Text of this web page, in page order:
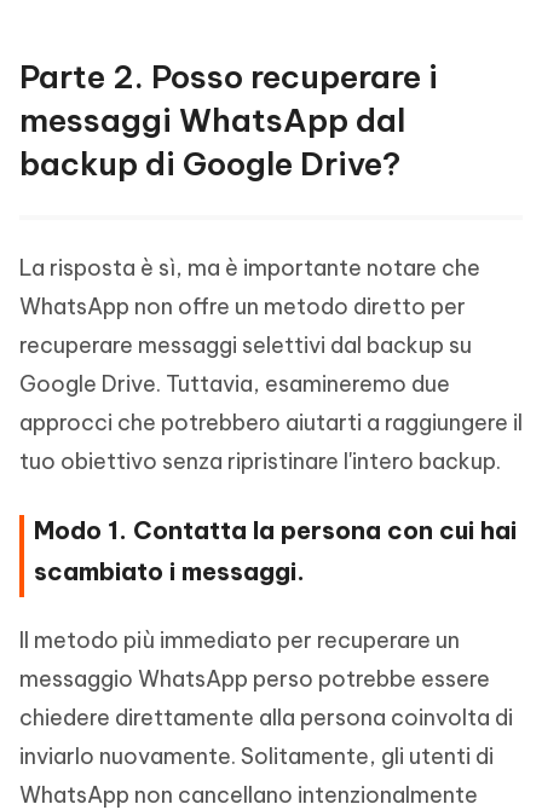
Parte 2. Posso recuperare i
messaggi WhatsApp dal
backup di Google Drive?
La risposta è sì, ma è importante notare che
WhatsApp non offre un metodo diretto per
recuperare messaggi selettivi dal backup su
Google Drive. Tuttavia, esamineremo due
approcci che potrebbero aiutarti a raggiungere il
tuo obiettivo senza ripristinare l'intero backup.
Modo 1. Contatta la persona con cui hai
scambiato i messaggi.
Il metodo più immediato per recuperare un
messaggio WhatsApp perso potrebbe essere
chiedere direttamente alla persona coinvolta di
inviarlo nuovamente. Solitamente, gli utenti di
WhatsApp non cancellano intenzionalmente